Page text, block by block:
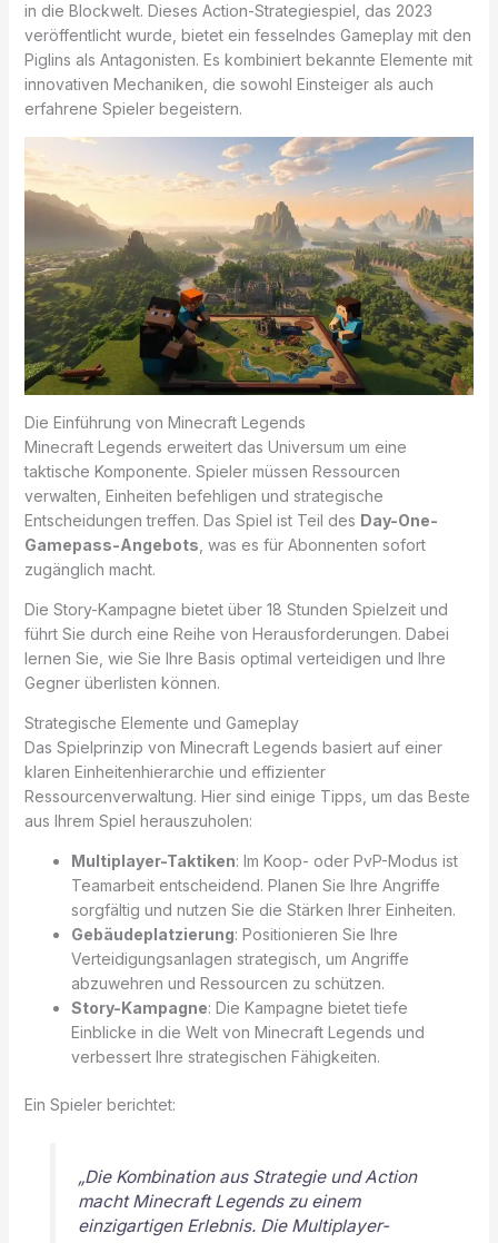
in die Blockwelt. Dieses Action-Strategiespiel, das 2023
veröffentlicht wurde, bietet ein fesselndes Gameplay mit den
Piglins als Antagonisten. Es kombiniert bekannte Elemente mit
innovativen Mechaniken, die sowohl Einsteiger als auch
erfahrene Spieler begeistern.
Die Einführung von Minecraft Legends
Minecraft Legends erweitert das Universum um eine
taktische Komponente. Spieler müssen Ressourcen
verwalten, Einheiten befehligen und strategische
Entscheidungen treffen. Das Spiel ist Teil des Day-One-
Gamepass-Angebots , was es für Abonnenten sofort
zugänglich macht.
Die Story-Kampagne bietet über 18 Stunden Spielzeit und
führt Sie durch eine Reihe von Herausforderungen. Dabei
lernen Sie, wie Sie Ihre Basis optimal verteidigen und Ihre
Gegner überlisten können.
Strategische Elemente und Gameplay
Das Spielprinzip von Minecraft Legends basiert auf einer
klaren Einheitenhierarchie und effizienter
Ressourcenverwaltung. Hier sind einige Tipps, um das Beste
aus Ihrem Spiel herauszuholen:
Multiplayer-Taktiken: Im Koop- oder PvP-Modus ist
Teamarbeit entscheidend. Planen Sie Ihre Angriffe
sorgfältig und nutzen Sie die Stärken Ihrer Einheiten.
Gebäudeplatzierung: Positionieren Sie Ihre
Verteidigungsanlagen strategisch, um Angriffe
abzuwehren und Ressourcen zu schützen.
Story-Kampagne: Die Kampagne bietet tiefe
Einblicke in die Welt von Minecraft Legends und
verbessert Ihre strategischen Fähigkeiten.
Ein Spieler berichtet:
„Die Kombination aus Strategie und Action
macht Minecraft Legends zu einem
einzigartigen Erlebnis. Die Multiplayer-